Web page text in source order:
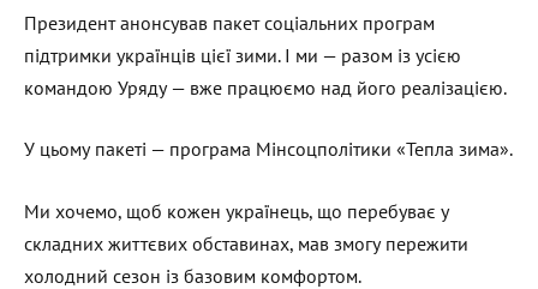
Президент анонсував пакет соціальних програм
підтримки українців цієї зими. І ми — разом із усією
командою Уряду — вже працюємо над його реалізацією.
У цьому пакеті — програма Мінсоцполітики «Тепла зима».
Ми хочемо, щоб кожен українець, що перебуває у
складних життєвих обставинах, мав змогу пережити
холодний сезон із базовим комфортом.